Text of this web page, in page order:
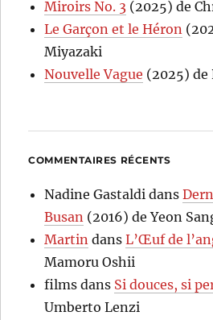
Miroirs No. 3 (2025) de
Le Garçon et le Héron
Miyazaki
Nouvelle Vague (2025)
COMMENTAIRES RÉCENTS
Nadine Gastaldi dans
Busan (2016) de Yeon
Martin dansL’Œuf de
Mamoru Oshii
films dans Si douces, si
Umberto Lenzi